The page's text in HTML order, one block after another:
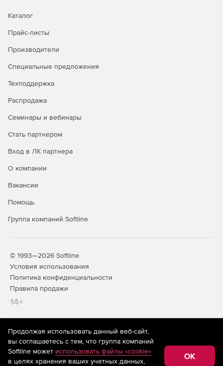
Каталог
Прайс-листы
Производители
Специальные предложения
Техподдержка
Распродажа
Семинары и вебинары
Стать партнером
Вход в ЛК партнера
О компании
Вакансии
Помощь
Группа компаний Softline
© 1993—2026 Softline
Условия использования
Политика конфиденциальности
Правила продажи
14+
На информационном ресурсе store.softline.ru применяются
рекомендательные технологии(информационные технологии
предоставления информации на основе сбора,
систематизации и анализа сведений, относящихся к
Продолжая использовать данный веб-сайт,
вы соглашаетесь с тем, что группа компаний
Softline может использовать файлы «cookie»
в целях хранения ваших учетных данных,
OK